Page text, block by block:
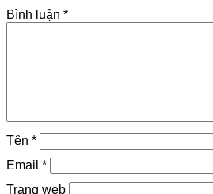
Bình luận *
Tên *
Email *
Trang web